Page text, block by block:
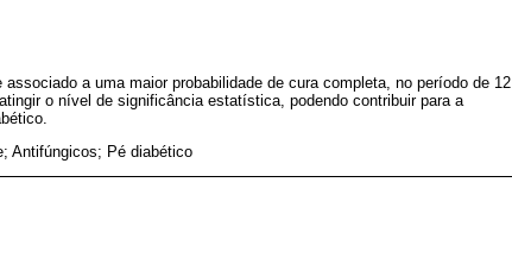
a uma maior probabilidade de cura completa, no período de 12
o nível de significância estatística, podendo contribuir para a
Antifúngicos; Pé diabético